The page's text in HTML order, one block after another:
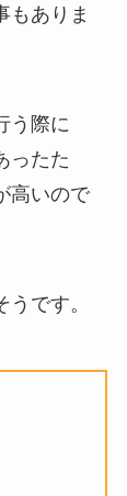
もありま
う際に
ったた
高いので
です。